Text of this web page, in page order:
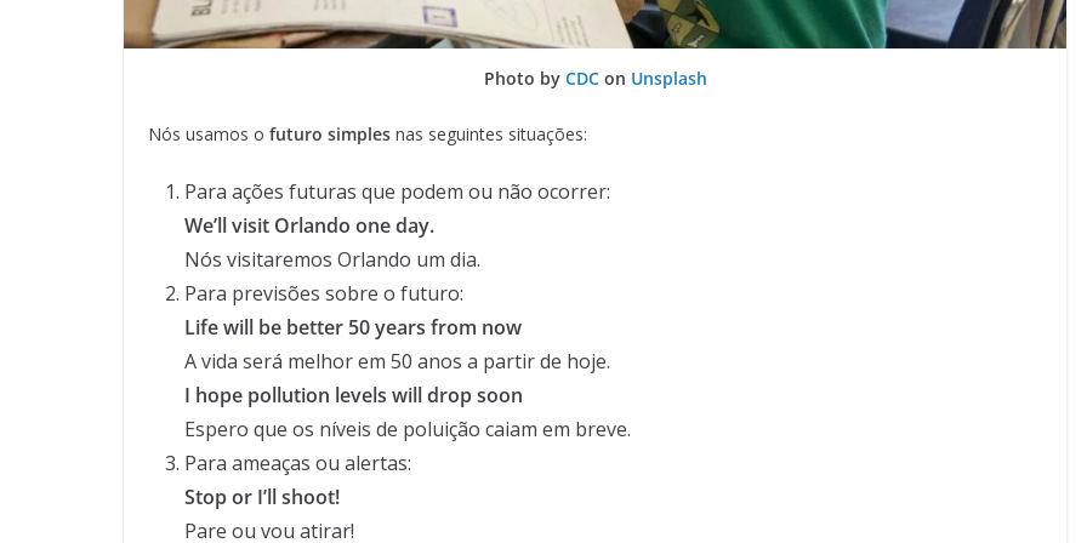
Photo by CDCon Unsplash
Nós usamos o futuro simples nas seguintes situações:
Para ações futuras que podem ou não ocorrer:
We’ll visit Orlando one day.
Nós visitaremos Orlando um dia.
Para previsões sobre o futuro:
Life will be better 50 years from now
A vida será melhor em 50 anos a partir de hoje.
I hope pollution levels will drop soon
Espero que os níveis de poluição caiam em breve.
Para ameaças ou alertas:
Stop or I’ll shoot!
Pare ou vou atirar!